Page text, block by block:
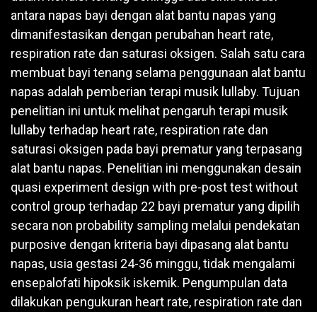
antara napas bayi dengan alat bantu napas yang
dimanifestasikan dengan perubahan heart rate,
respiration rate dan saturasi oksigen. Salah satu cara
membuat bayi tenang selama penggunaan alat bantu
napas adalah pemberian terapi musik lullaby. Tujuan
penelitian ini untuk melihat pengaruh terapi musik
lullaby terhadap heart rate, respiration rate dan
saturasi oksigen pada bayi prematur yang terpasang
alat bantu napas. Penelitian ini menggunakan desain
quasi experiment design with pre-post test without
control group terhadap 22 bayi prematur yang dipilih
secara non probability sampling melalui pendekatan
purposive dengan kriteria bayi dipasang alat bantu
napas, usia gestasi 24-36 minggu, tidak mengalami
ensepalofati hipoksik iskemik. Pengumpulan data
dilakukan pengukuran heart rate, respiration rate dan